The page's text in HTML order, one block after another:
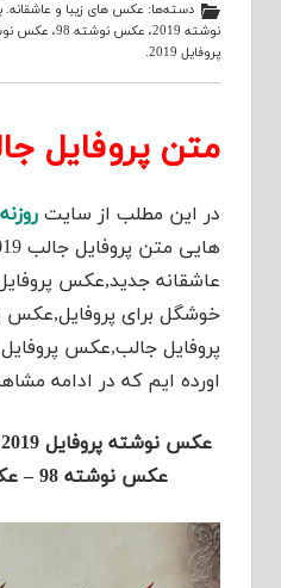
دسته‌ها: عکس های زیبا و عاشقانه.
نوشته 2019
، عکس نوشته 98 ، عکس
پروفایل 2019
.
متن پروفایل جالب
در این مطلب از سایت
عاشقانه جدید,عکس
خوشگل برای پروفایل,عکس
پروفایل جالب,عکس
اورده ایم که در ادامه
عکس نوشته 98 – عکس پروفایل جدید